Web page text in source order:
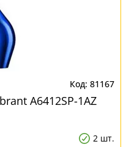
81167
A6412SP-1AZ
2 шт.